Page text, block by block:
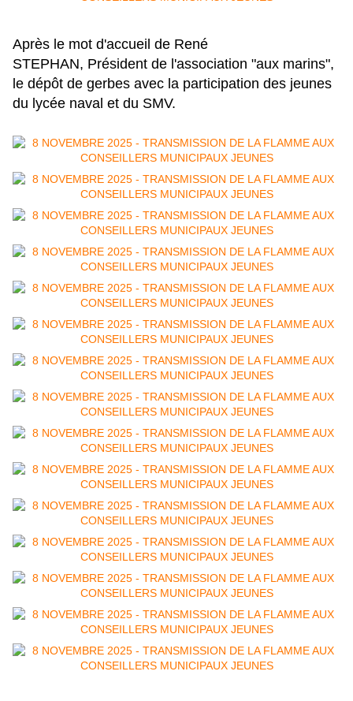
Après le mot d'accueil de René
STEPHAN, Président de l'association "aux marins",
le dépôt de gerbes avec la participation des jeunes
du lycée naval et du SMV.